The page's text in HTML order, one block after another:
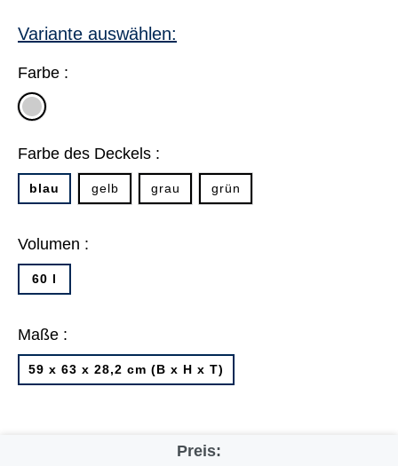
Variante auswählen:
Farbe :
grau
Farbe des Deckels :
blau gelb grau grün
Volumen :
60 l
Maße :
59 x 63 x 28,2 cm (B x H x T)
Preis: